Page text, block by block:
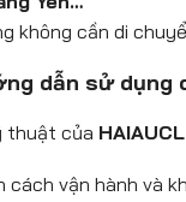
không cần di
dẫn sử dụng
thuật của
cách vận hành và